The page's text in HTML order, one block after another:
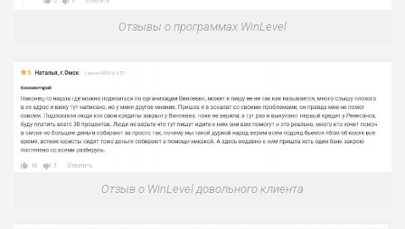
ПОДОЙДЕТ
РИСКИ: НИЗКИЕ
Отзывы о программах WinLevel
Отзыв о WinLevel довольного клиента